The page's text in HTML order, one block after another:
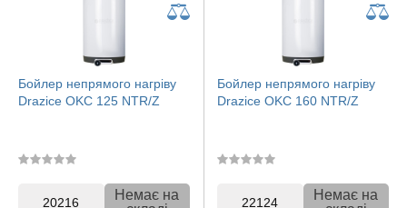
Бойлер непрямого нагріву
Drazice OKC 125 NTR/Z
20216
Немає на
Бойлер непрямого нагріву
Drazice OKC 160 NTR/Z
22124
Немає на